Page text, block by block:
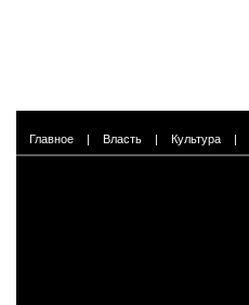
Главное | Власть | Культура |